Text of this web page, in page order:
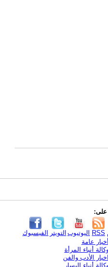
على:
الفيسبوك التويتر اليوتيوب RSS
أخبار عامة
أنباء المرأة
اخبار الأدب والفن
أنباء اليسار